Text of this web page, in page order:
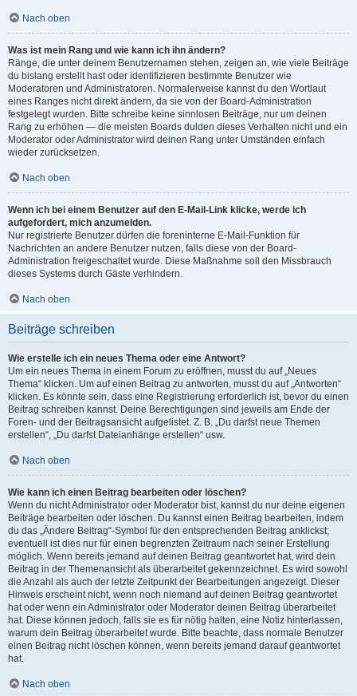
Nach oben
Was ist mein Rang und wie kann ich ihn ändern?
Ränge, die unter deinem Benutzernamen stehen, zeigen an, wie viele Beiträge
du bislang erstellt hast oder identifizieren bestimmte Benutzer wie
Moderatoren und Administratoren. Normalerweise kannst du den Wortlaut
eines Ranges nicht direkt ändern, da sie von der Board-Administration
festgelegt wurden. Bitte schreibe keine sinnlosen Beiträge, nur um deinen
Rang zu erhöhen — die meisten Boards dulden dieses Verhalten nicht und ein
Moderator oder Administrator wird deinen Rang unter Umständen einfach
wieder zurücksetzen.
Nach oben
Wenn ich bei einem Benutzer auf den E-Mail-Link klicke, werde ich
aufgefordert, mich anzumelden.
Nur registrierte Benutzer dürfen die foreninterne E-Mail-Funktion für
Nachrichten an andere Benutzer nutzen, falls diese von der Board-
Administration freigeschaltet wurde. Diese Maßnahme soll den Missbrauch
dieses Systems durch Gäste verhindern.
Nach oben
Beiträge schreiben
Wie erstelle ich ein neues Thema oder eine Antwort?
Um ein neues Thema in einem Forum zu eröffnen, musst du auf „Neues
Thema“ klicken. Um auf einen Beitrag zu antworten, musst du auf „Antworten“
klicken. Es könnte sein, dass eine Registrierung erforderlich ist, bevor du einen
Beitrag schreiben kannst. Deine Berechtigungen sind jeweils am Ende der
Foren- und der Beitragsansicht aufgelistet. Z. B. „Du darfst neue Themen
erstellen“, „Du darfst Dateianhänge erstellen“ usw.
Nach oben
Wie kann ich einen Beitrag bearbeiten oder löschen?
Wenn du nicht Administrator oder Moderator bist, kannst du nur deine eigenen
Beiträge bearbeiten oder löschen. Du kannst einen Beitrag bearbeiten, indem
du das „Ändere Beitrag“-Symbol für den entsprechenden Beitrag anklickst;
eventuell ist dies nur für einen begrenzten Zeitraum nach seiner Erstellung
möglich. Wenn bereits jemand auf deinen Beitrag geantwortet hat, wird dein
Beitrag in der Themenansicht als überarbeitet gekennzeichnet. Es wird sowohl
die Anzahl als auch der letzte Zeitpunkt der Bearbeitungen angezeigt. Dieser
Hinweis erscheint nicht, wenn noch niemand auf deinen Beitrag geantwortet
hat oder wenn ein Administrator oder Moderator deinen Beitrag überarbeitet
hat. Diese können jedoch, falls sie es für nötig halten, eine Notiz hinterlassen,
warum dein Beitrag überarbeitet wurde. Bitte beachte, dass normale Benutzer
einen Beitrag nicht löschen können, wenn bereits jemand darauf geantwortet
hat.
Nach oben